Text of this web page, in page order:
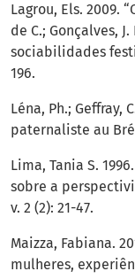
Lagrou, Els. 2009.
de C.; Gonçalves,
sociabilidades
196.
Léna, Ph.; Geffray,
paternaliste au
Lima, Tania S.
sobre a
v. 2 (2): 21-47.
Maizza, Fabiana.
mulheres,